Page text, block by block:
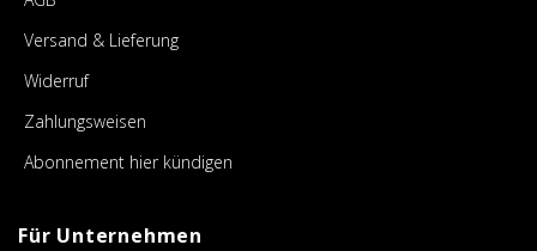
Versand & Lieferung
Widerruf
Zahlungsweisen
Abonnement hier kündigen
Für Unternehmen